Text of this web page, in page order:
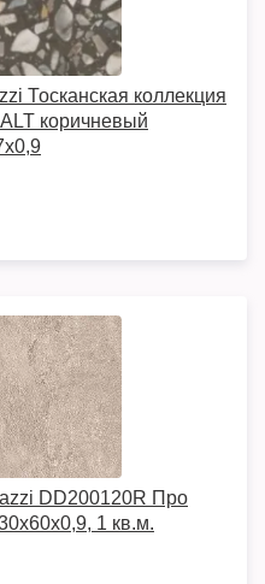
Тосканская коллекция
коричневый
DD200120R Про
1 кв.м.